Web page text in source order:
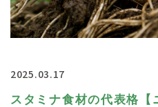
2025.03.17
スタミナ食材の代表格【